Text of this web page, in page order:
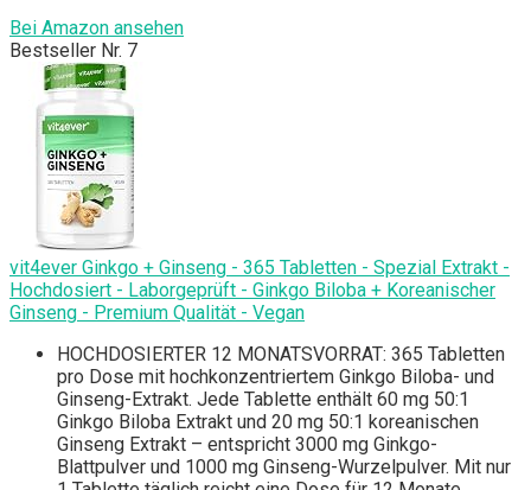
Bei Amazon ansehen
Bestseller Nr. 7
vit4ever Ginkgo + Ginseng - 365 Tabletten - Spezial Extrakt -
Hochdosiert - Laborgeprüft - Ginkgo Biloba + Koreanischer
Ginseng - Premium Qualität - Vegan
HOCHDOSIERTER 12 MONATSVORRAT: 365 Tabletten
pro Dose mit hochkonzentriertem Ginkgo Biloba- und
Ginseng-Extrakt. Jede Tablette enthält 60 mg 50:1
Ginkgo Biloba Extrakt und 20 mg 50:1 koreanischen
Ginseng Extrakt – entspricht 3000 mg Ginkgo-
Blattpulver und 1000 mg Ginseng-Wurzelpulver. Mit nur